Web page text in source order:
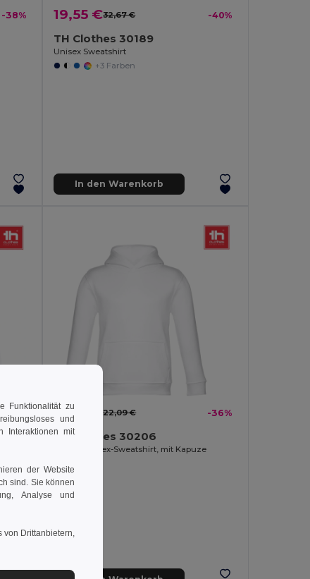
-38% 19,55 €32,67 € -40%
TH Clothes 30189
Unisex Sweatshirt
+3 Farben
In den Warenkorb
-28% 14,18 €22,09 € -36%
TH Clothes 30206
Kinder Unisex-Sweatshirt, mit Kapuze
Funktionalität zu
und
Interaktionen mit
der Website
sind. Sie können
Analyse und
Drittanbietern,